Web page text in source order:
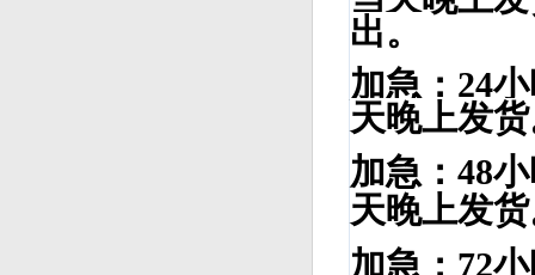
出。
加急 ： 24
天晚上发
加急 ： 48
天晚上发
加急 ：72